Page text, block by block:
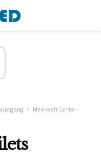
Meeresfrüchte-